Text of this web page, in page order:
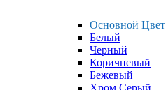
Основной Цвет
Белый
Черный
Коричневый
Бежевый
Хром Серый